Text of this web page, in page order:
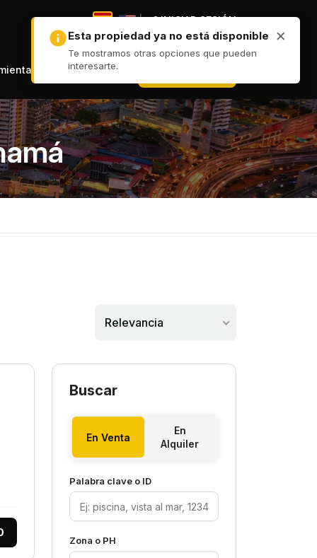
| INICIAR SESIÓN
Relevancia
Buscar
En Venta
En
Alquiler
Palabra clave o ID
Zona o PH